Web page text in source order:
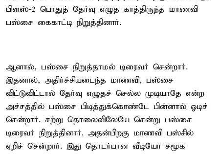
பிளஸ்-2 பொதுத் தேர்வு எழுத காத்திருந்த மாணவி
பஸ்சை கைகாட்டி நிறுத்தினார்.
ஆனால், பஸ்சை நிறுத்தாமல் டிரைவர் சென்றார்.
இதனால், அதிர்ச்சியடைந்த மாணவி, பஸ்சை
விட்டுவிட்டால் தேர்வு எழுதச் செல்ல முடியாதே என்ற
அச்சத்தில் பஸ்சை பிடித்துக்கொண்டே பின்னால் ஓடிச்
சென்றார். சற்று தொலைவிலேயே சென்று பஸ்சை
டிரைவர் நிறுத்தினார். அதன்பிறகு மாணவி பஸ்சில்
ஏறிச் சென்றார். இது தொடர்பான வீடியோ சமூக